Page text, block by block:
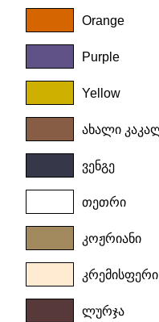
Orange
Purple
Yellow
ახალი
ვენგე
თეთრი
კოჟრიანი
კრემისფერი
ლურჯა